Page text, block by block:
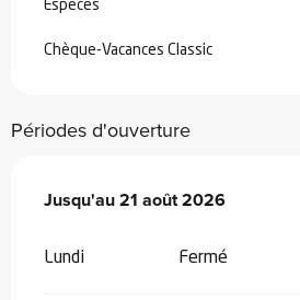
Espèces
Chèque-Vacances Classic
Périodes d'ouverture
Du8 juillet 2026au21 août 2026
Jusqu'au21 août 2026
Lundi Fermé